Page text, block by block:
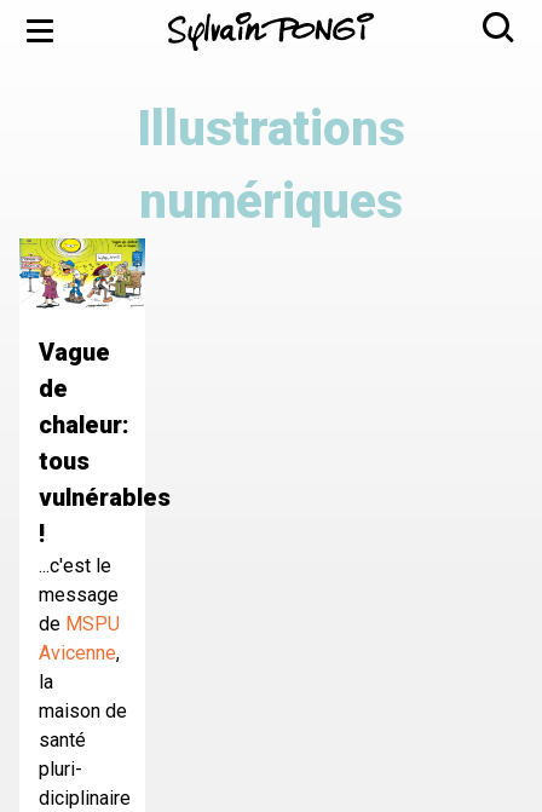
Aller
Menu
Illustrations
numériques
Vague
de
chaleur:
tous
vulnérables
!
...c'est le
message
de MSPU
Avicenne,
la
maison de
santé
pluri-
diciplinaire